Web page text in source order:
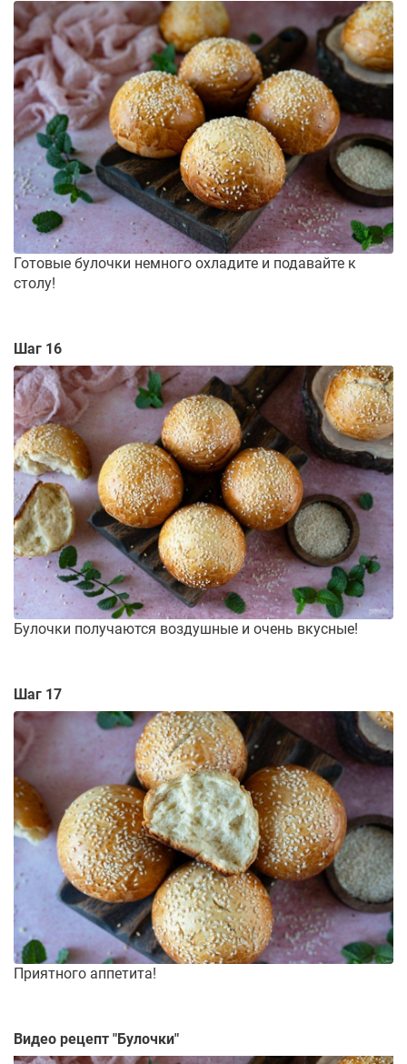
Готовые булочки немного охладите и подавайте к
столу!
Шаг 16
Булочки получаются воздушные и очень вкусные!
Шаг 17
Приятного аппетита!
Видео рецепт "Булочки"